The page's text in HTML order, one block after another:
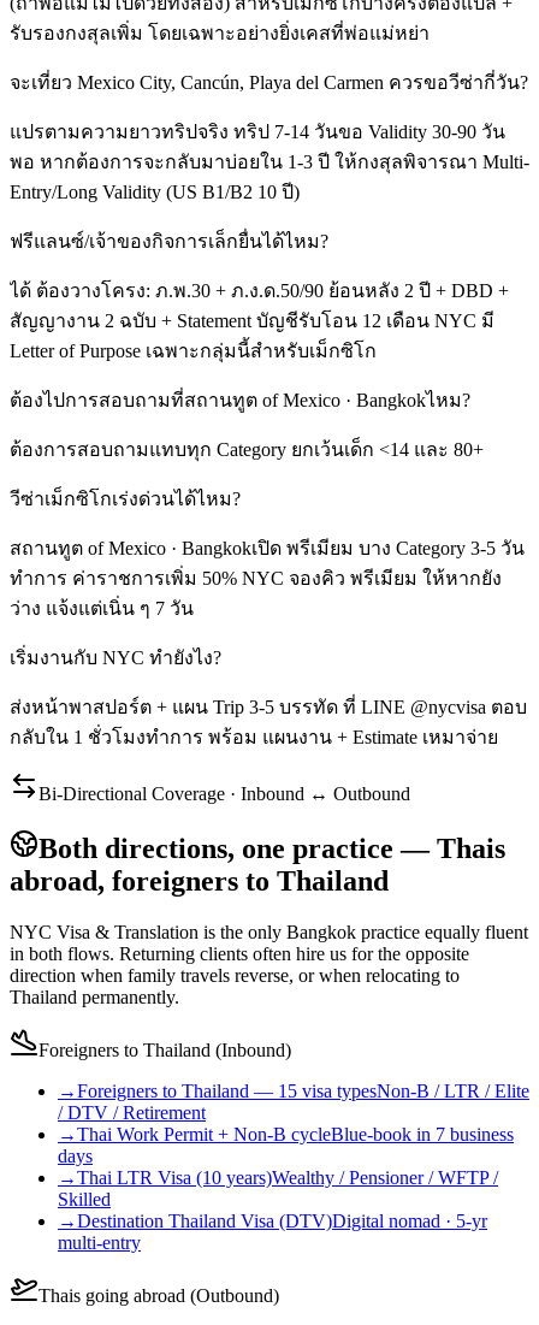
รับรองกงสุลเพิ่ม โดยเฉพาะอย่างยิ่งเคสที่พ่อแม่หย่า
จะเที่ยว Mexico City, Cancún, Playa del Carmen ควรขอวีซ่ากี่วัน?
แปรตามความยาวทริปจริง ทริป 7-14 วันขอ Validity 30-90 วัน
พอ หากต้องการจะกลับมาบ่อยใน 1-3 ปี ให้กงสุลพิจารณา Multi-
Entry/Long Validity (US B1/B2 10 ปี)
ฟรีแลนซ์/เจ้าของกิจการเล็กยื่นได้ไหม?
ได้ ต้องวางโครง: ภ.พ.30 + ภ.ง.ด.50/90 ย้อนหลัง 2 ปี + DBD +
สัญญางาน 2 ฉบับ + Statement บัญชีรับโอน 12 เดือน NYC มี
Letter of Purpose เฉพาะกลุ่มนี้สำหรับเม็กซิโก
ต้องไปการสอบถามที่สถานทูต of Mexico · Bangkokไหม?
ต้องการสอบถามแทบทุก Category ยกเว้นเด็ก <14 และ 80+
วีซ่าเม็กซิโกเร่งด่วนได้ไหม?
สถานทูต of Mexico · Bangkokเปิด พรีเมียม บาง Category 3-5 วัน
ทำการ ค่าราชการเพิ่ม 50% NYC จองคิว พรีเมียม ให้หากยัง
ว่าง แจ้งแต่เนิ่น ๆ 7 วัน
เริ่มงานกับ NYC ทำยังไง?
ส่งหน้าพาสปอร์ต + แผน Trip 3-5 บรรทัด ที่ LINE @nycvisa ตอบ
กลับใน 1 ชั่วโมงทำการ พร้อม แผนงาน + Estimate เหมาจ่าย
Bi-Directional Coverage · Inbound ↔ Outbound
Both directions, one practice — Thais
abroad, foreigners to Thailand
NYC Visa & Translation is the only Bangkok practice equally fluent
in both flows. Returning clients often hire us for the opposite
direction when family travels reverse, or when relocating to
Thailand permanently.
Foreigners to Thailand (Inbound)
→Foreigners to Thailand — 15 visa typesNon-B / LTR / Elite
/ DTV / Retirement
→Thai Work Permit + Non-B cycleBlue-book in 7 business
days
→Thai LTR Visa (10 years)Wealthy / Pensioner / WFTP /
Skilled
→Destination Thailand Visa (DTV)Digital nomad · 5-yr
multi-entry
Thais going abroad (Outbound)